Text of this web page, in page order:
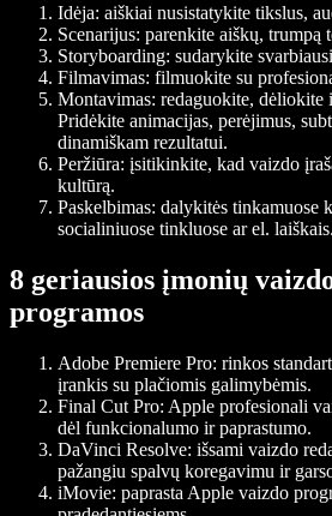
Idėja: aiškiai nusistatykite tikslus,
Scenarijus: parenkite aiškų, trumpą
Storyboarding: sudarykite
Filmavimas: filmuokite su
Montavimas: redaguokite, dėliokite
Pridėkite animacijas, perėjimus,
dinamiškam rezultatui.
Peržiūra: įsitikinkite, kad vaizdo
kultūrą.
Paskelbimas: dalykitės tinkamuose
socialiniuose tinkluose ar el. laiškais.
8 geriausios įmonių
programos
Adobe Premiere Pro: rinkos
įrankis su plačiomis galimybėmis.
Final Cut Pro: Apple profesionali
dėl funkcionalumo ir paprastumo.
DaVinci Resolve: išsami vaizdo
pažangiu spalvų koregavimu ir
iMovie: paprasta Apple vaizdo